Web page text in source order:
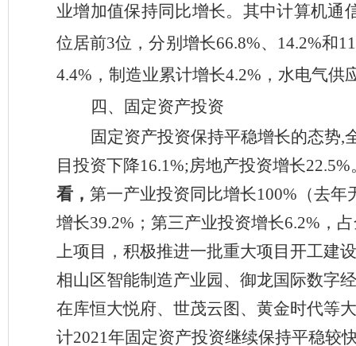
业增加值保持同比增长。其中计算机通
位居前3位，分别增长66.8%、14.2%和
4.4%，制造业累计增长4.2%，水电气供
四、固定资产投资
固定资产投资保持平稳增长的态势,
目投资下降16.1%;房地产投资增长
看， 第一产业投资同比增长100%（去年
增长39.2%；第三产业投资增长6.2%，
上项目，积极推进一批重大项目开工建
相山区智能制造产业园、御龙国际数字
在库恒大悦府、世茂云图、黄金时代等
计2021年固定资产投资继续保持平稳较